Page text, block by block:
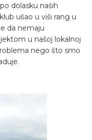
dolasku naših
ušao u viši rang u
da nemaju
u našoj lokalnoj
nego što smo